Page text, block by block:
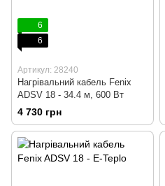
6
6
Артикул: 28240
Нагрівальний кабель Fenix
ADSV 18 - 34.4 м, 600 Вт
4 730 грн